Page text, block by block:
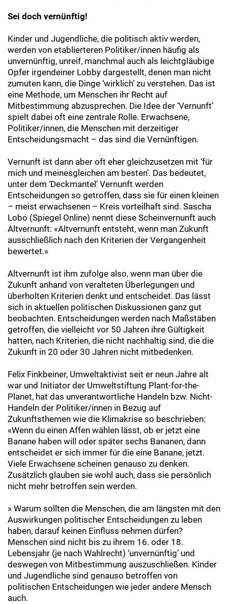
Sei doch vernünftig!
Kinder und Jugendliche, die politisch aktiv werden,
werden von etablierteren Politiker/innen häufig als
unvernünftig, unreif, manchmal auch als leichtgläubige
Opfer irgendeiner Lobby dargestellt, denen man nicht
zumuten kann, die Dinge ‘wirklich’ zu verstehen. Das ist
eine Methode, um Menschen ihr Recht auf
Mitbestimmung abzusprechen. Die Idee der ‘Vernunft’
spielt dabei oft eine zentrale Rolle. Erwachsene,
Politiker/innen, die Menschen mit derzeitiger
Entscheidungsmacht – das sind die Vernünftigen.
Vernunft ist dann aber oft eher gleichzusetzen mit ‘für
mich und meinesgleichen am besten’. Das bedeutet,
unter dem ‘Deckmantel’ Vernunft werden
Entscheidungen so getroffen, dass sie für einen kleinen
– meist erwachsenen – Kreis vorteilhaft sind. Sascha
Lobo (Spiegel Online) nennt diese Scheinvernunft auch
Altvernunft: «Altvernunft entsteht, wenn man Zukunft
ausschließlich nach den Kriterien der Vergangenheit
bewertet.»
Altvernunft ist ihm zufolge also, wenn man über die
Zukunft anhand von veralteten Überlegungen und
überholten Kriterien denkt und entscheidet. Das lässt
sich in aktuellen politischen Diskussionen ganz gut
beobachten. Entscheidungen werden nach Maßstäben
getroffen, die vielleicht vor 50 Jahren ihre Gültigkeit
hatten, nach Kriterien, die nicht nachhaltig sind, die die
Zukunft in 20 oder 30 Jahren nicht mitbedenken.
Felix Finkbeiner, Umweltaktivist seit er neun Jahre alt
war und Initiator der Umweltstiftung Plant-for-the-
Planet, hat das unverantwortliche Handeln bzw. Nicht-
Handeln der Politiker/innen in Bezug auf
Zukunftsthemen wie die Klimakrise so beschrieben:
«Wenn du einen Affen wählen lässt, ob er jetzt eine
Banane haben will oder später sechs Bananen, dann
entscheidet er sich immer für die eine Banane, jetzt.
Viele Erwachsene scheinen genauso zu denken.
Zusätzlich glauben sie wohl auch, dass sie persönlich
nicht mehr betroffen sein werden.
» Warum sollten die Menschen, die am längsten mit den
Auswirkungen politischer Entscheidungen zu leben
haben, darauf keinen Einfluss nehmen dürfen?
Menschen sind nicht bis zu ihrem 16. oder 18.
Lebensjahr (je nach Wahlrecht) ‘unvernünftig’ und
deswegen von Mitbestimmung auszuschließen. Kinder
und Jugendliche sind genauso betroffen von
politischen Entscheidungen wie jeder andere Mensch
auch.